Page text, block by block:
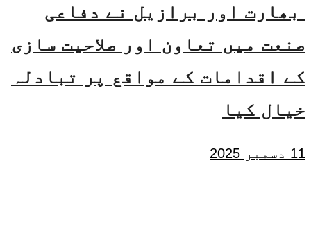
بھارت اور برازیل نے دفاعی
صنعت میں تعاون اور صلاحیت سازی
کے اقدامات کے مواقع پر تبادلہ
خیال کیا
11 دسمبر 2025